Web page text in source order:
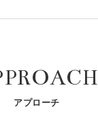
アプローチ